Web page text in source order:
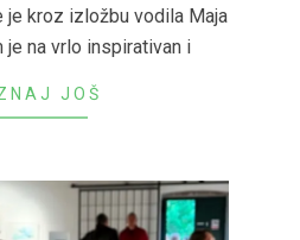
je kroz izložbu vodila Maja
je na vrlo inspirativan i
JOŠ